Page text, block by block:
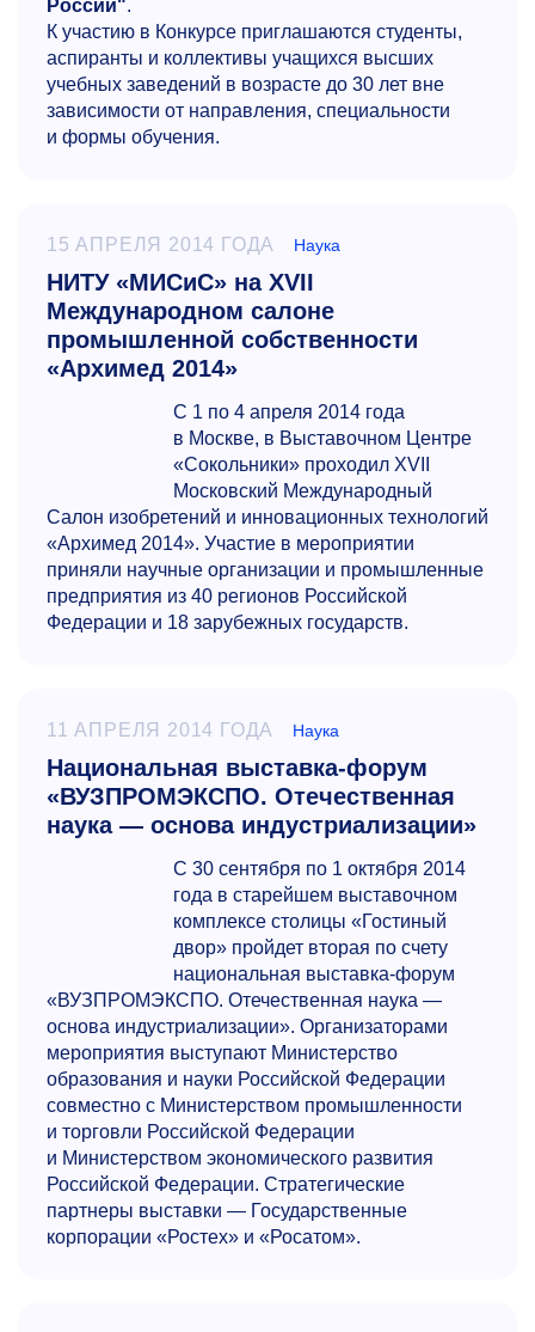
России".
К участию в Конкурсе приглашаются студенты,
аспиранты и коллективы учащихся высших
учебных заведений в возрасте до 30 лет вне
зависимости от направления, специальности
и формы обучения.
15 АПРЕЛЯ 2014 ГОДА Наука
НИТУ «МИСиС» на ХVII
Международном салоне
промышленной собственности
«Архимед 2014»
С 1 по 4 апреля 2014 года
в Москве, в Выставочном Центре
«Сокольники» проходил ХVII
Московский Международный
Салон изобретений и инновационных технологий
«Архимед 2014». Участие в мероприятии
приняли научные организации и промышленные
предприятия из 40 регионов Российской
Федерации и 18 зарубежных государств.
11 АПРЕЛЯ 2014 ГОДА Наука
Национальная выставка-форум
«ВУЗПРОМЭКСПО. Отечественная
наука — основа индустриализации»
С 30 сентября по 1 октября 2014
года в старейшем выставочном
комплексе столицы «Гостиный
двор» пройдет вторая по счету
национальная выставка-форум
«ВУЗПРОМЭКСПО. Отечественная наука —
основа индустриализации». Организаторами
мероприятия выступают Министерство
образования и науки Российской Федерации
совместно с Министерством промышленности
и торговли Российской Федерации
и Министерством экономического развития
Российской Федерации. Стратегические
партнеры выставки — Государственные
корпорации «Ростех» и «Росатом».